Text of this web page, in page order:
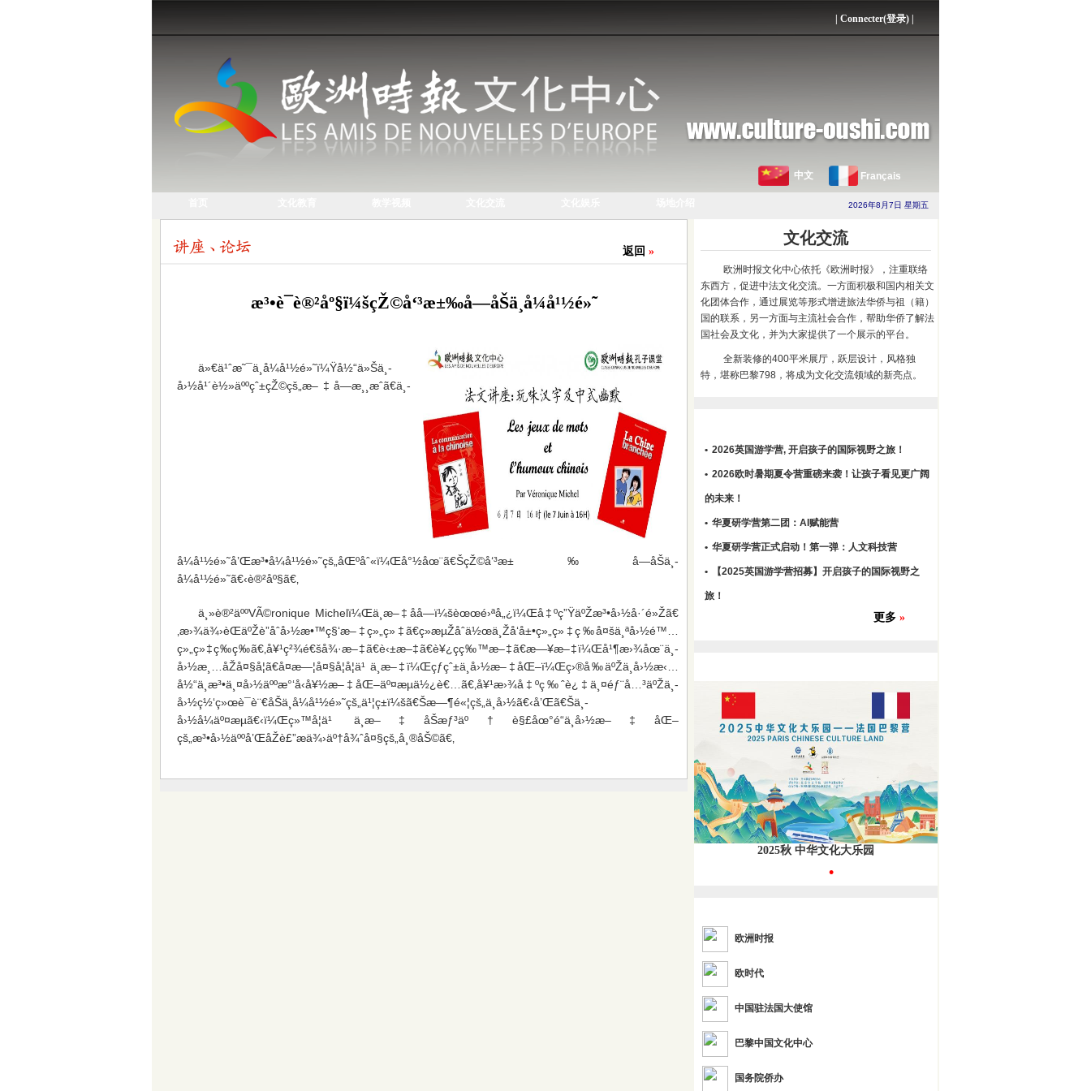
Connecter(登录)
中文 Français
2026年8月7日 星期五
返回 »
æ³•è¯­è®²åº§ï¼šçŽ©å‘³æ±‰å­—åŠä¸­å¼å¹½é»˜
ä»€ä¹ˆæ˜¯ä¸­å¼å¹½é»˜ï¼Ÿå½“ä»Šä¸­
å›½å¹´è½»äººçˆ±çŽ©çš„æ–‡å­—æ¸¸æˆã€ä¸­
å¼å¹½é»˜å’Œæ³•å¼å¹½é»˜çš„åŒºåˆ«ï¼Œå°½åœ¨ã€ŠçŽ©å‘³æ±‰å­—åŠä¸­
å¼å¹½é»˜ã€‹è®²åº§ã€‚
ä¸»è®²äººVÃ©ronique Michelï¼Œä¸­æ–‡åå­—ï¼šèœœé›ªå„¿ï¼Œå‡ºç”ŸäºŽæ³•å›½å·´é»Žã€
‚æ›¾ä¾›èŒäºŽè”åˆå›½æ•™ç§‘æ–‡ç»„ç»‡ã€ç»æµŽåˆä½œä¸Žå‘å±•ç»„ç»‡ç­‰å¤šä¸ªå›½é™…
ç»„ç»‡ç­‰ç­‰ã€‚å¥¹ç²¾é€šå¾·æ–‡ã€è‹±æ–‡ã€è¥¿ç­ç‰™æ–‡ã€æ—¥æ–‡ï¼Œå¹¶æ›¾åœ¨ä¸­
å›½æ¸…åŽå¤§å­¦ã€å¤æ—¦å¤§å­¦å­¦ä¹ ä¸­æ–‡ï¼Œçƒ­çˆ±ä¸­å›½æ–‡åŒ–ï¼Œç›®å‰äºŽä¸­å›½æ‹…
å½“ä¸­æ³•ä¸¤å›½äººæ°‘å‹å¥½æ–‡åŒ–äº¤æµä½¿è€…ã€‚å¥¹æ›¾å‡ºç‰ˆè¿‡ä¸¤éƒ¨å…³äºŽä¸­
å›½ç½‘ç»œè¯­è¨€åŠä¸­å¼å¹½é»˜çš„ä¹¦ç±ï¼šã€Šæ—¶é«¦çš„ä¸­å›½ã€‹å’Œã€Šä¸­
å›½å¼äº¤æµã€‹ï¼Œç»™å­¦ä¹ ä¸­æ–‡åŠæƒ³äº†è§£åœ°é“ä¸­å›½æ–‡åŒ–
çš„æ³•å›½äººå’ŒåŽè£”æä¾›äº†å¾ˆå¤§çš„å¸®åŠ©ã€‚
文化交流
欧洲时报文化中心依托《欧洲时报》，注重联络
东西方，促进中法文化交流。一方面积极和国内相关文
化团体合作，通过展览等形式增进旅法华侨与祖（籍）
国的联系，另一方面与主流社会合作，帮助华侨了解法
国社会及文化，并为大家提供了一个展示的平台。
全新装修的400平米展厅，跃层设计，风格独
特，堪称巴黎798，将成为文化交流领域的新亮点。
• 2026英国游学营, 开启孩子的国际视野之旅！
• 2026欧时暑期夏令营重磅来袭！让孩子看见更广阔
的未来！
• 华夏研学营第二团：AI赋能营
• 华夏研学营正式启动！第一弹：人文科技营
• 【2025英国游学营招募】开启孩子的国际视野之
旅！
更多 »
2025秋 中华文化大乐园
•
欧洲时报
欧时代
中国驻法国大使馆
巴黎中国文化中心
国务院侨办